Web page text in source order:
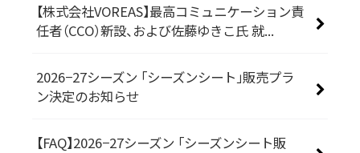
【株式会社VOREAS】最高コミュニケーション責
任者（CCO）新設、および佐藤ゆきこ氏 就...
2026−27シーズン 「シーズンシート」販売プラ
ン決定のお知らせ
【FAQ】2026−27シーズン 「シーズンシート販